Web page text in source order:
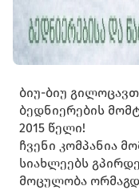
ბიუ-ბიუ
ბედნიერების
2015 წელი!
ჩვენი კომპანია
სიახლეებს
მოცულობა